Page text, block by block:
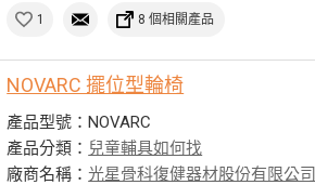
1 8 個相關產品
NOVARC 擺位型輪椅
產品型號：NOVARC
產品分類： 兒童輔具如何找
廠商名稱：光星骨科復健器材股份有限公司